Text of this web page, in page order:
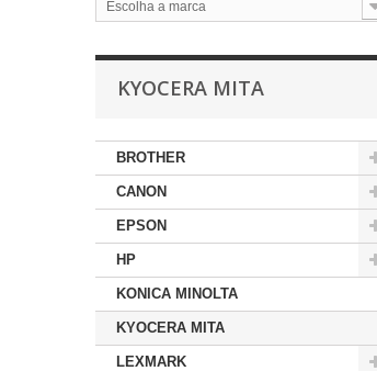
Escolha a marca
KYOCERA MITA
BROTHER
CANON
EPSON
HP
KONICA MINOLTA
KYOCERA MITA
LEXMARK